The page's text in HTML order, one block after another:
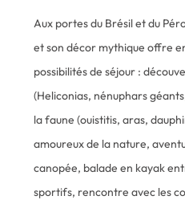
Aux portes du Brésil et du
et son décor mythique offre
possibilités de séjour :
(Heliconias, nénuphars
la faune (ouistitis, aras,
amoureux de la nature,
canopée, balade en kayak
sportifs, rencontre avec les